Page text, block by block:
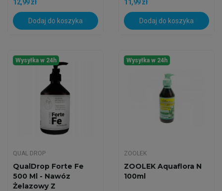
12,99 zł
Dodaj do koszyka
11,99 zł
Dodaj do koszyka
Wysyłka w 24h
QUAL DROP
QualDrop Forte Fe
500 Ml - Nawóz
Żelazowy Z
Wysyłka w 24h
ZOOLEK
ZOOLEK Aquaflora N
100ml